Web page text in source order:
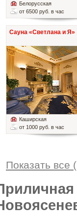
Белорусская
от 6500 руб. в час
Сауна «Светлана и Я»
Каширская
от 1000 руб. в час
Показать все